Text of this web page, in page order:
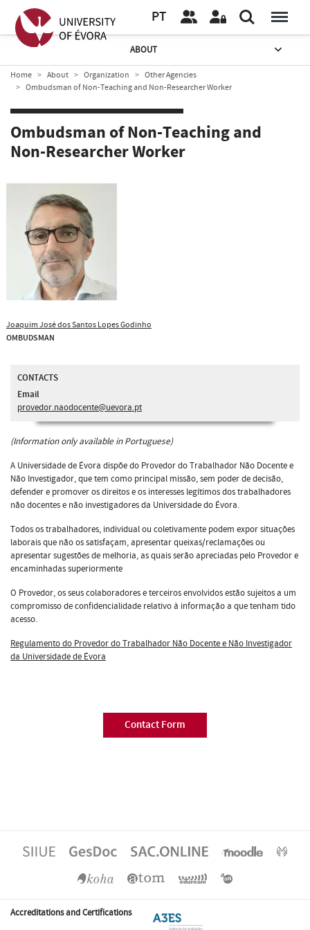
PT
ABOUT
Home About Organization
Other Agencies
Ombudsman of Non-Teaching and Non-Researcher Worker
Ombudsman of Non-Teaching and
Non-Researcher Worker
Joaquim José dos Santos Lopes Godinho
OMBUDSMAN
CONTACTS
Email
provedor.naodocente@uevora.pt
(Information only available in Portuguese)
A Universidade de Évora dispõe do Provedor do Trabalhador Não Docente e
Não Investigador, que tem como principal missão, sem poder de decisão,
defender e promover os direitos e os interesses legítimos dos trabalhadores
não docentes e não investigadores da Universidade do Évora.
Todos os trabalhadores, individual ou coletivamente podem expor situações
laborais que não os satisfaçam, apresentar queixas/reclamações ou
apresentar sugestões de melhoria, as quais serão apreciadas pelo Provedor e
encaminhadas superiormente
O Provedor, os seus colaboradores e terceiros envolvidos estão sujeitos a um
compromisso de confidencialidade relativo à informação a que tenham tido
acesso.
Regulamento do Provedor do Trabalhador Não Docente e Não Investigador
da Universidade de Évora
Contact Form
Accreditations and Certifications